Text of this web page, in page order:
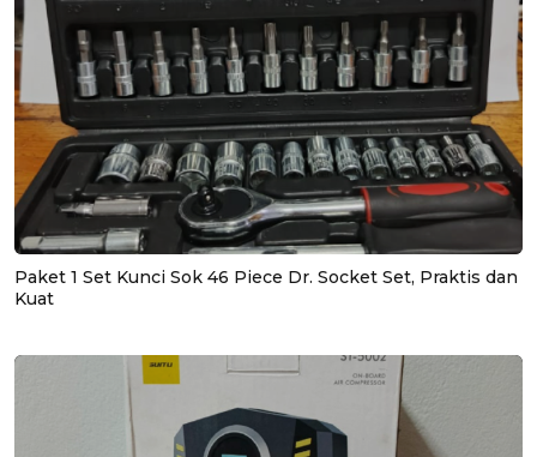
Paket 1 Set Kunci Sok 46 Piece Dr. Socket Set, Praktis dan
Kuat